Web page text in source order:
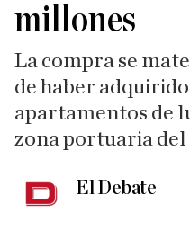
millones
La compra se
de haber
apartamentos de
zona portuaria
El Debate